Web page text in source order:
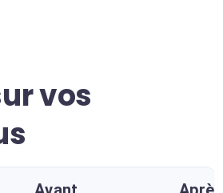
vos